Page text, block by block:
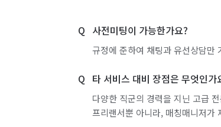
사전미팅이 가능한가요?
규정에 준하여 채팅과 유선상담만
타 서비스 대비 장점은 무엇인가
다양한 직군의 경력을 지닌 고급
프리랜서뿐 아니라, 매칭매니저가